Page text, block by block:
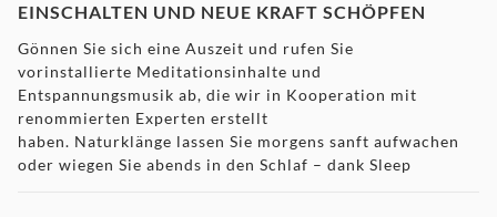
EINSCHALTEN UND NEUE KRAFT SCHÖPFEN
Gönnen Sie sich eine Auszeit und rufen Sie
vorinstallierte Meditationsinhalte und
Entspannungsmusik ab, die wir in Kooperation mit
renommierten Experten erstellt
haben. Naturklänge lassen Sie morgens sanft aufwachen
oder wiegen Sie abends in den Schlaf – dank Sleep